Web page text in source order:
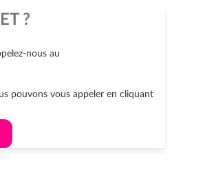
?
nous au
pouvons vous appeler en cliquant